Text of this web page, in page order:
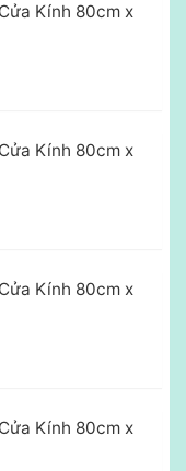
Kính 80cm x
Kính 80cm x
Kính 80cm x
Kính 80cm x